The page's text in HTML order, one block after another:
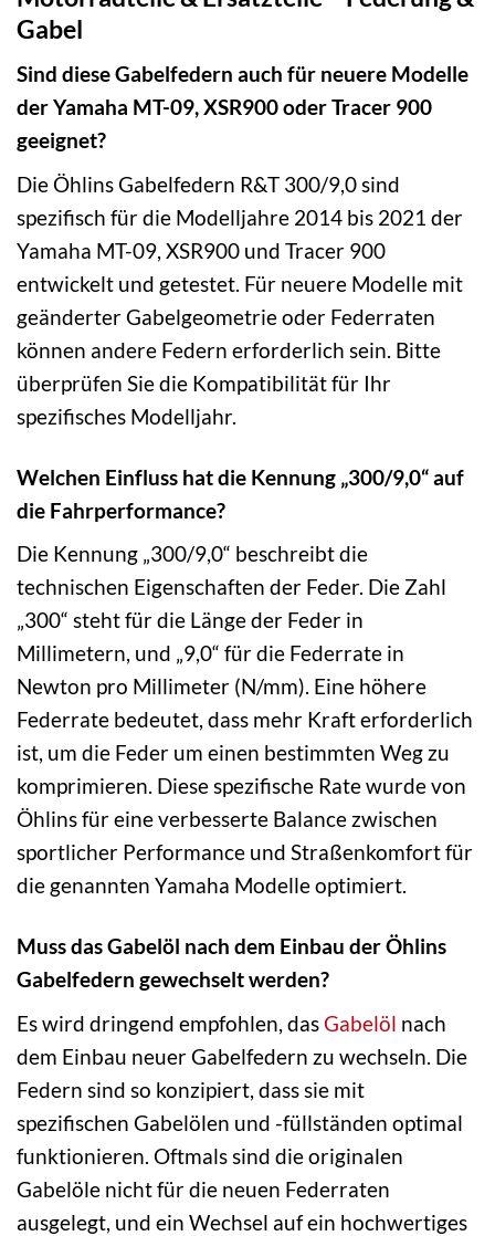
Gabel
Sind diese Gabelfedern auch für neuere Modelle
der Yamaha MT-09, XSR900 oder Tracer 900
geeignet?
Die Öhlins Gabelfedern R&T 300/9,0 sind
spezifisch für die Modelljahre 2014 bis 2021 der
Yamaha MT-09, XSR900 und Tracer 900
entwickelt und getestet. Für neuere Modelle mit
geänderter Gabelgeometrie oder Federraten
können andere Federn erforderlich sein. Bitte
überprüfen Sie die Kompatibilität für Ihr
spezifisches Modelljahr.
Welchen Einfluss hat die Kennung „300/9,0“ auf
die Fahrperformance?
Die Kennung „300/9,0“ beschreibt die
technischen Eigenschaften der Feder. Die Zahl
„300“ steht für die Länge der Feder in
Millimetern, und „9,0“ für die Federrate in
Newton pro Millimeter (N/mm). Eine höhere
Federrate bedeutet, dass mehr Kraft erforderlich
ist, um die Feder um einen bestimmten Weg zu
komprimieren. Diese spezifische Rate wurde von
Öhlins für eine verbesserte Balance zwischen
sportlicher Performance und Straßenkomfort für
die genannten Yamaha Modelle optimiert.
Muss das Gabelöl nach dem Einbau der Öhlins
Gabelfedern gewechselt werden?
Es wird dringend empfohlen, dasGabelöl nach
dem Einbau neuer Gabelfedern zu wechseln. Die
Federn sind so konzipiert, dass sie mit
spezifischen Gabelölen und -füllständen optimal
funktionieren. Oftmals sind die originalen
Gabelöle nicht für die neuen Federraten
ausgelegt, und ein Wechsel auf ein hochwertiges